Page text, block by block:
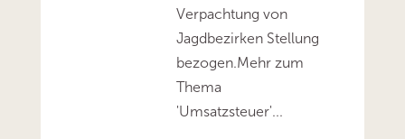
Verpachtung von
Jagdbezirken Stellung
bezogen.Mehr zum
Thema
'Umsatzsteuer'...